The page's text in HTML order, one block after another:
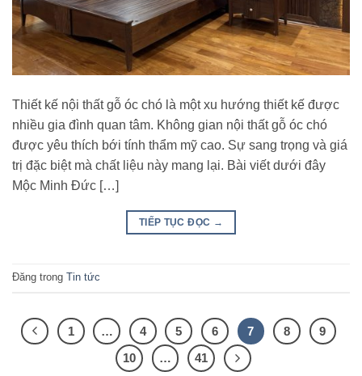
Thiết kế nội thất gỗ óc chó là một xu hướng thiết kế được
nhiều gia đình quan tâm. Không gian nội thất gỗ óc chó
được yêu thích bới tính thẩm mỹ cao. Sự sang trọng và giá
trị đặc biệt mà chất liệu này mang lại. Bài viết dưới đây
Mộc Minh Đức […]
TIẾP TỤC ĐỌC →
Đăng trong Tin tức
1 … 4 5 6 7 8
9
10
… 41